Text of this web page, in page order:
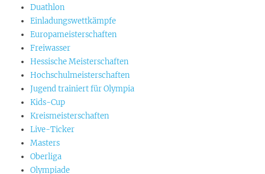
Duathlon
Einladungswettkämpfe
Europameisterschaften
Freiwasser
Hessische Meisterschaften
Hochschulmeisterschaften
Jugend trainiert für Olympia
Kids-Cup
Kreismeisterschaften
Live-Ticker
Masters
Oberliga
Olympiade